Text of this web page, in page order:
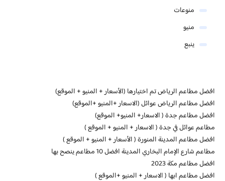
منوعات
منيو
ينبع
افضل مطاعم الرياض تم اختيارها (الأسعار + المنيو + الموقع)
افضل مطاعم الرياض عوائل (الاسعار +المنيو +الموقع)
افضل مطاعم جدة ( الاسعار+ المنيو+ الموقع)
مطاعم عوائل في جدة ( الاسعار + المنيو + الموقع )
افضل مطاعم المدينة المنورة ( الأسعار + المنيو + الموقع )
مطاعم شارع الإمام البخاري المدينة افضل 10 مطاعم ينصح بها
افضل مطاعم مكة 2023
افضل مطاعم ابها ( الاسعار + المنيو +الموقع )